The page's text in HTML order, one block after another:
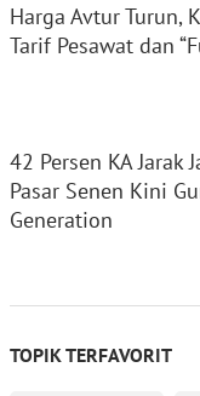
Harga Avtur Turun,
Tarif Pesawat dan
42 Persen KA Jarak
Pasar Senen Kini
Generation
TOPIK TERFAVORIT